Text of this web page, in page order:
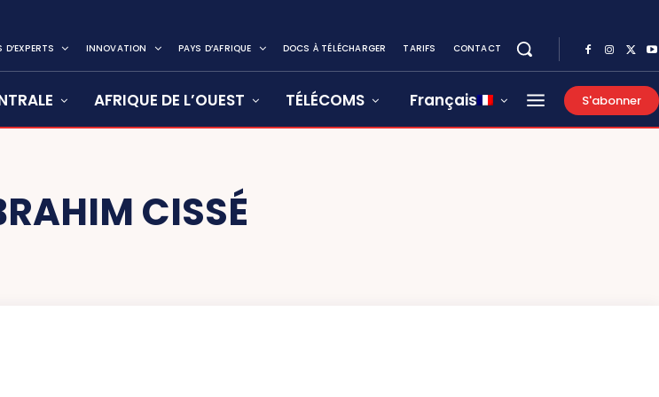
D’EXPERTS INNOVATION PAYS D’AFRIQUE DOCS À TÉLÉCHARGER TARIFS CONTACT
AFRIQUE DE L’OUEST TÉLÉCOMS Français S'abonner
CISSÉ